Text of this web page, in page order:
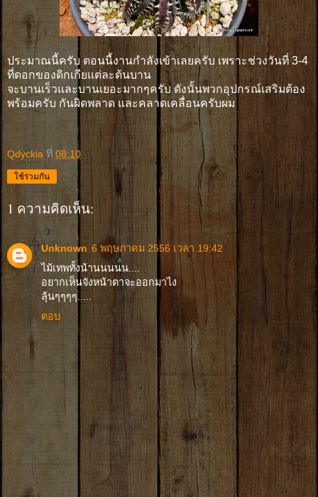
ประมาณนี้ครับ ตอนนี้งานกำลังเข้าเลยครับ เพราะช่วงวันที่ 3-4
ที่ดอกของดิกเกียแต่ละต้นบาน
จะบานเร็วและบานเยอะมากๆครับ ดังนั้นพวกอุปกรณ์เสริมต้อง
พร้อมครับ กันผิดพลาด และคลาดเคลื่อนครับผม
Qdyckia ที่ 08:10
ใช้ร่วมกัน
1 ความคิดเห็น:
Unknown 6 พฤษภาคม 2556 เวลา 19:42
ไม้เทพทั้งน้านนนนน....
อยากเห็นจังหน้าตาจะออกมาไง
ลุ้นๆๆๆๆ.....
ตอบ